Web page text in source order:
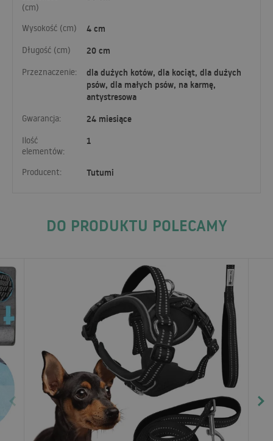
(cm)
Wysokość (cm) 4 cm
Długość (cm) 20 cm
Przeznaczenie:
dla dużych kotów, dla kociąt, dla dużych
psów, dla małych psów, na karmę,
antystresowa
Gwarancja: 24 miesiące
Ilość
elementów:
1
Producent: Tutumi
DO PRODUKTU POLECAMY